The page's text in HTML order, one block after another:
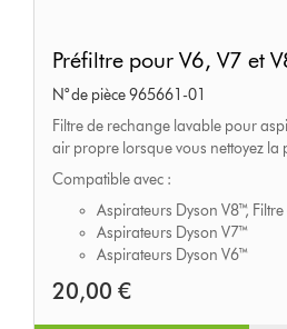
pour
V6,
V7
et
Préfiltre pour V6, V7 et
N° de pièce 965661-01
Filtre de rechange lavable pour
air propre lorsque vous nettoyez la
Compatible avec :
Aspirateurs Dyson V8™,
Aspirateurs Dyson V7™
Aspirateurs Dyson V6™
20,00 €